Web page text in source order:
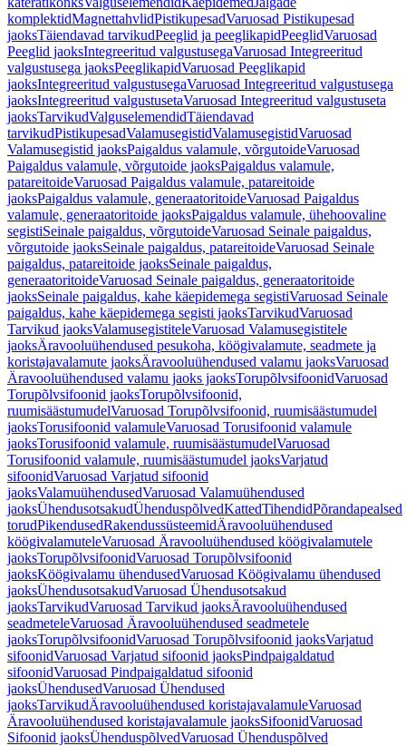
komplektidMagnettahvlidPistikupesadVaruosad Pistikupesad
jaoksTäiendavad tarvikudPeeglid ja peeglikapidPeeglidVaruosad
Peeglid jaoksIntegreeritud valgustusegaVaruosad Integreeritud
valgustusega jaoksPeeglikapidVaruosad Peeglikapid
jaoksIntegreeritud valgustusegaVaruosad Integreeritud valgustusega
jaoksIntegreeritud valgustusetaVaruosad Integreeritud valgustuseta
jaoksTarvikudValguselemendidTäiendavad
tarvikudPistikupesadValamusegistidValamusegistidVaruosad
Valamusegistid jaoksPaigaldus valamule, võrgutoideVaruosad
Paigaldus valamule, võrgutoide jaoksPaigaldus valamule,
patareitoideVaruosad Paigaldus valamule, patareitoide
jaoksPaigaldus valamule, generaatoritoideVaruosad Paigaldus
valamule, generaatoritoide jaoksPaigaldus valamule, ühehoovaline
segistiSeinale paigaldus, võrgutoideVaruosad Seinale paigaldus,
võrgutoide jaoksSeinale paigaldus, patareitoideVaruosad Seinale
paigaldus, patareitoide jaoksSeinale paigaldus,
generaatoritoideVaruosad Seinale paigaldus, generaatoritoide
jaoksSeinale paigaldus, kahe käepidemega segistiVaruosad Seinale
paigaldus, kahe käepidemega segisti jaoksTarvikudVaruosad
Tarvikud jaoksValamusegistiteleVaruosad Valamusegistitele
jaoksÄravooluühendused pesukoha, köögivalamute, seadmete ja
koristajavalamute jaoksÄravooluühendused valamu jaoksVaruosad
Äravooluühendused valamu jaoks jaoksTorupõlvsifoonidVaruosad
Torupõlvsifoonid jaoksTorupõlvsifoonid,
ruumisäästumudelVaruosad Torupõlvsifoonid, ruumisäästumudel
jaoksTorusifoonid valamuleVaruosad Torusifoonid valamule
jaoksTorusifoonid valamule, ruumisäästumudelVaruosad
Torusifoonid valamule, ruumisäästumudel jaoksVarjatud
sifoonidVaruosad Varjatud sifoonid
jaoksValamuühendusedVaruosad Valamuühendused
jaoksÜhendusotsakudÜhenduspõlvedKattedTihendidPõrandapealsed
torudPikendusedRakendussüsteemidÄravooluühendused
köögivalamuteleVaruosad Äravooluühendused köögivalamutele
jaoksTorupõlvsifoonidVaruosad Torupõlvsifoonid
jaoksKöögivalamu ühendusedVaruosad Köögivalamu ühendused
jaoksÜhendusotsakudVaruosad Ühendusotsakud
jaoksTarvikudVaruosad Tarvikud jaoksÄravooluühendused
seadmeteleVaruosad Äravooluühendused seadmetele
jaoksTorupõlvsifoonidVaruosad Torupõlvsifoonid jaoksVarjatud
sifoonidVaruosad Varjatud sifoonid jaoksPindpaigaldatud
sifoonidVaruosad Pindpaigaldatud sifoonid
jaoksÜhendusedVaruosad Ühendused
jaoksTarvikudÄravooluühendused koristajavalamuleVaruosad
Äravooluühendused koristajavalamule jaoksSifoonidVaruosad
Sifoonid jaoksÜhenduspõlvedVaruosad Ühenduspõlved